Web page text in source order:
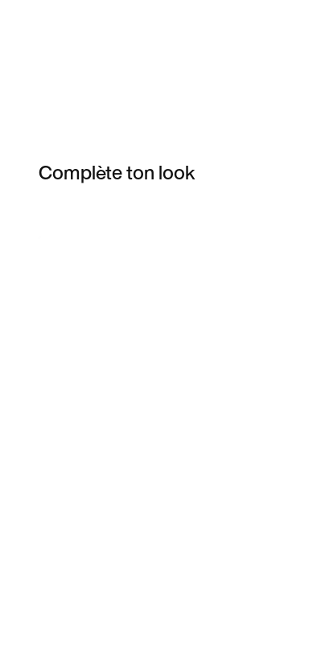
Complète ton look